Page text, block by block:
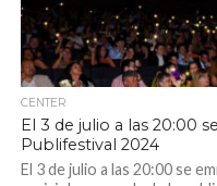
CENTER
El 3 de julio a las 20:00
Publifestival 2024
El 3 de julio a las 20:00 se